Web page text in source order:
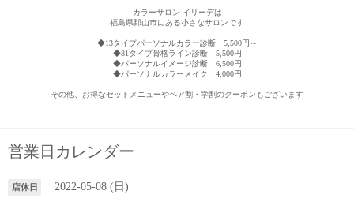
カラーサロン イリーデは
福島県郡山市にある小さなサロンです
◆13タイプパーソナルカラー診断 5,500円～
◆81タイプ骨格ライン診断 5,500円
◆パーソナルイメージ診断 6,500円
◆パーソナルカラーメイク 4,000円
その他、お得なセットメニューやペア割・学割のクーポンもございます
営業日カレンダー
店休日 2022-05-08 (日)